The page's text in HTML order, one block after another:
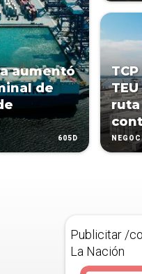
aumentó
de
605D
ruta
Publicitar /
La Nación